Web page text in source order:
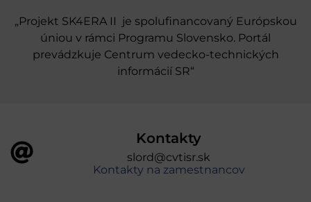
„Projekt SK4ERA II je spolufinancovaný Európskou
úniou v rámci Programu Slovensko. Portál
prevádzkuje Centrum vedecko-technických
informácií SR“
Kontakty
slord@cvtisr.sk
Kontakty na zamestnancov